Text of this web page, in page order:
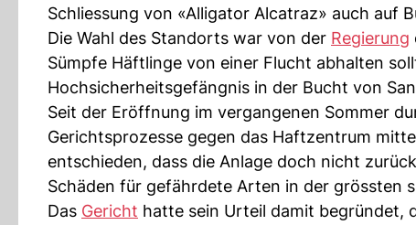
Schliessung von «Alligator Alcatraz» auch auf
Die Wahl des Standorts war von der Regierung
Sümpfe Häftlinge von einer Flucht abhalten
Hochsicherheitsgefängnis in der Bucht von
Seit der Eröffnung im vergangenen Sommer
Gerichtsprozesse gegen das Haftzentrum
entschieden, dass die Anlage doch nicht
Schäden für gefährdete Arten in der grössten
Das Gericht hatte sein Urteil damit begründet,